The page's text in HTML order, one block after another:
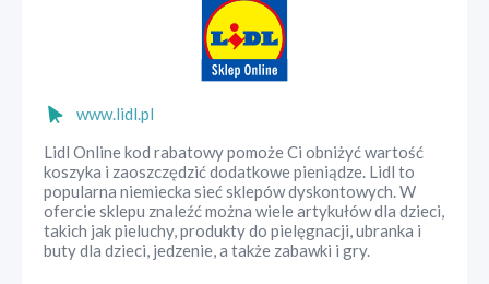
www.lidl.pl
Lidl Online kod rabatowy pomoże Ci obniżyć wartość
koszyka i zaoszczędzić dodatkowe pieniądze. Lidl to
popularna niemiecka sieć sklepów dyskontowych. W
ofercie sklepu znaleźć można wiele artykułów dla dzieci,
takich jak pieluchy, produkty do pielęgnacji, ubranka i
buty dla dzieci, jedzenie, a także zabawki i gry.